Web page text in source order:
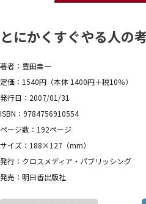
とにかくすぐやる人の
著者：豊田圭一
定価：1540円（本体 1400円＋税10％）
発行日：2007/01/31
ISBN：9784756910554
ページ数：192ページ
サイズ：188×127（mm）
発行：クロスメディア・パブリッシング
発売：明日香出版社